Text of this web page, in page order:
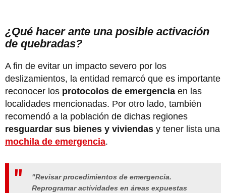
¿Qué hacer ante una posible activación
de quebradas?
A fin de evitar un impacto severo por los
deslizamientos, la entidad remarcó que es importante
reconocer los protocolos de emergencia en las
localidades mencionadas. Por otro lado, también
recomendó a la población de dichas regiones
resguardar sus bienes y viviendas y tener lista una
mochila de emergencia.
"Revisar procedimientos de emergencia.
Reprogramar actividades en áreas expuestas